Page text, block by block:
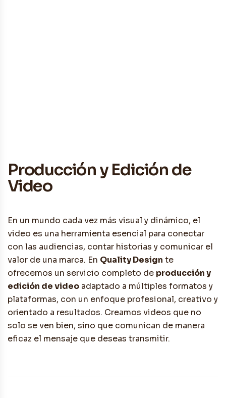
Producción y Edición de
Video
En un mundo cada vez más visual y dinámico, el
video es una herramienta esencial para conectar
con las audiencias, contar historias y comunicar el
valor de una marca. En Quality Design te
ofrecemos un servicio completo de producción y
edición de video adaptado a múltiples formatos y
plataformas, con un enfoque profesional, creativo y
orientado a resultados. Creamos videos que no
solo se ven bien, sino que comunican de manera
eficaz el mensaje que deseas transmitir.